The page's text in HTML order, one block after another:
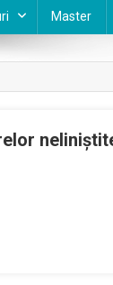
Master